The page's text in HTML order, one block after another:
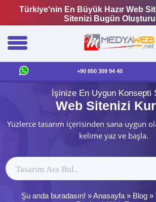
Türkiye'nin En Büyük Hazır Web
Sitenizi Bugün
+90 850 309 94 40
İşinize En Uygun Konsepti
Web Sitenizi
Yüzlerce tasarım içerisinden sana uygun
kelime yaz ve başla.
Şu anda buradasın! »Anasayfa » Blog »